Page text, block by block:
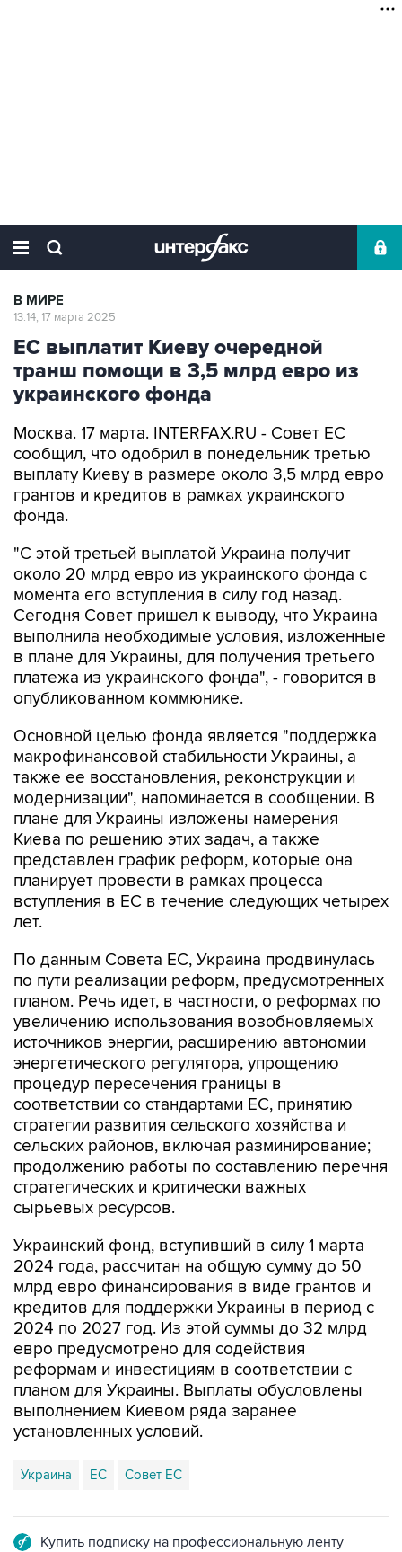
В МИРЕ
13:14, 17 марта 2025
ЕС выплатит Киеву очередной
транш помощи в 3,5 млрд евро из
украинского фонда
Москва. 17 марта. INTERFAX.RU - Совет ЕС
сообщил, что одобрил в понедельник третью
выплату Киеву в размере около 3,5 млрд евро
грантов и кредитов в рамках украинского
фонда.
"С этой третьей выплатой Украина получит
около 20 млрд евро из украинского фонда с
момента его вступления в силу год назад.
Сегодня Совет пришел к выводу, что Украина
выполнила необходимые условия, изложенные
в плане для Украины, для получения третьего
платежа из украинского фонда", - говорится в
опубликованном коммюнике.
Основной целью фонда является "поддержка
макрофинансовой стабильности Украины, а
также ее восстановления, реконструкции и
модернизации", напоминается в сообщении. В
плане для Украины изложены намерения
Киева по решению этих задач, а также
представлен график реформ, которые она
планирует провести в рамках процесса
вступления в ЕС в течение следующих четырех
лет.
По данным Совета ЕС, Украина продвинулась
по пути реализации реформ, предусмотренных
планом. Речь идет, в частности, о реформах по
увеличению использования возобновляемых
источников энергии, расширению автономии
энергетического регулятора, упрощению
процедур пересечения границы в
соответствии со стандартами ЕС, принятию
стратегии развития сельского хозяйства и
сельских районов, включая разминирование;
продолжению работы по составлению перечня
стратегических и критически важных
сырьевых ресурсов.
Украинский фонд, вступивший в силу 1 марта
2024 года, рассчитан на общую сумму до 50
млрд евро финансирования в виде грантов и
кредитов для поддержки Украины в период с
2024 по 2027 год. Из этой суммы до 32 млрд
евро предусмотрено для содействия
реформам и инвестициям в соответствии с
планом для Украины. Выплаты обусловлены
выполнением Киевом ряда заранее
установленных условий.
Украина ЕС Совет ЕС
Купить подписку на профессиональную ленту